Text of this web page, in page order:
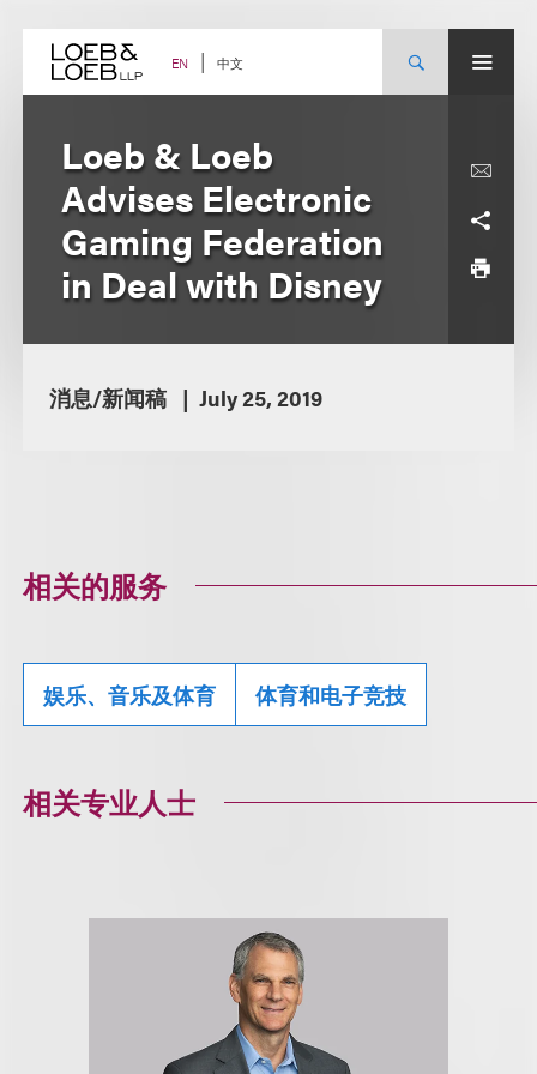
content EN 中文
Loeb & Loeb
Advises Electronic
Gaming Federation
in Deal with Disney
消息/新闻稿 July 25, 2019
相关的服务
娱乐、音乐及体育 体育和电子竞技
相关专业人士